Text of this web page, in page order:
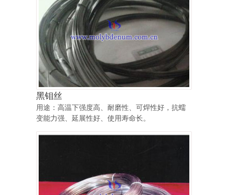
黑钼丝
用途：高温下强度高、耐磨性、可焊性好，抗蠕
变能力强、延展性好、使用寿命长。